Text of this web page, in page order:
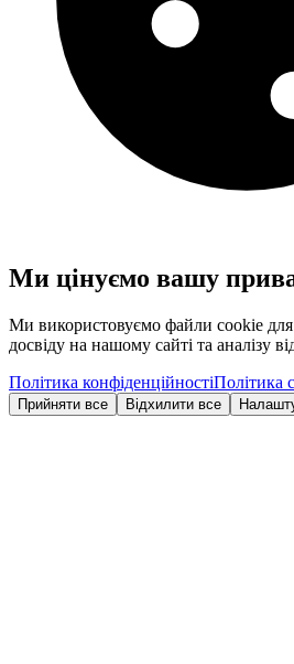
Ми цінуємо вашу
Ми використовуємо файли cookie
досвіду на нашому сайті та аналізу
Політика конфіденційностіПолітика
Прийняти все Відхилити все